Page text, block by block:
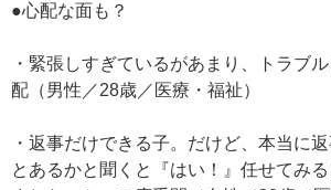
●心配な面も？
・緊張しすぎているがあまり、トラブ
配（男性／28歳／医療・福祉）
・返事だけできる子。だけど、本当に
とあるかと聞くと『はい！』任せてみ